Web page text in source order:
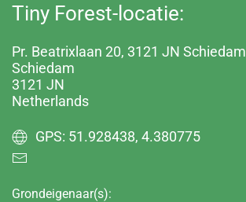
Tiny Forest-locatie:
Pr. Beatrixlaan 20, 3121 JN Schiedam
Schiedam
3121 JN
Netherlands
GPS: 51.928438, 4.380775
Grondeigenaar(s):